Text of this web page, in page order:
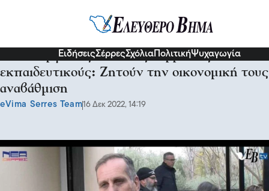
ΕιδήσειςΣέρρεςΣχόλια ΠολιτικήΨυχαγωγία
Στάση εργασίας από τους Σερραίους
εκπαιδευτικούς: Ζητούν την οικονομική τους
αναβάθμιση
eVima Serres Team16 Δεκ 2022, 14:19